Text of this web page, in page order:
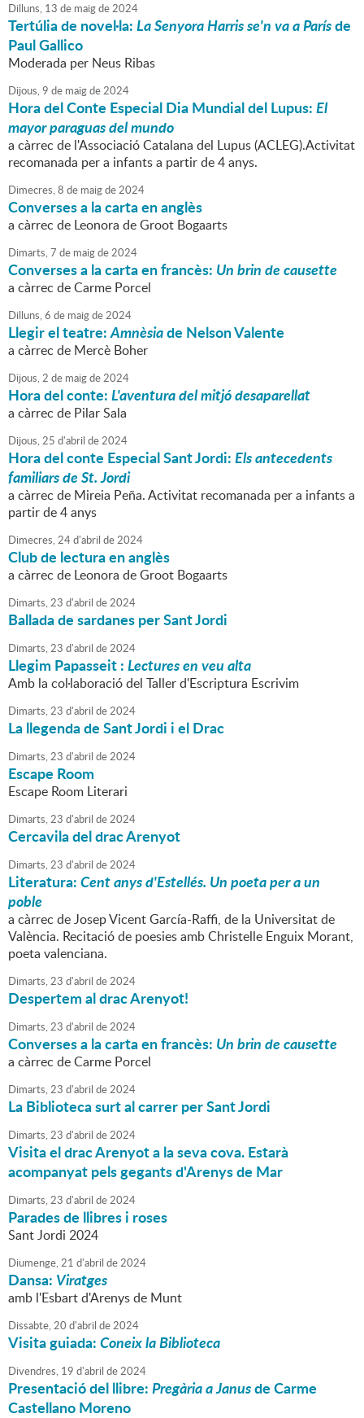
Dilluns, 13 de maigde2024
Tertúlia de novel·la:La Senyora Harris se'n va a Parísde
Paul Gallico
Moderada per Neus Ribas
Dijous,9 de maigde2024
Hora del Conte Especial Dia Mundial del Lupus:El
mayor paraguas del mundo
a càrrec de l'Associació Catalana del Lupus (ACLEG).Activitat
recomanada per a infants a partir de 4 anys.
Dimecres,8 de maigde2024
Converses a la carta en anglès
a càrrec de Leonora de Groot Bogaarts
Dimarts,7 de maigde2024
Converses a la carta en francès: Un brin de causette
a càrrec de Carme Porcel
Dilluns,6 de maigde2024
Llegir el teatre:Amnèsiade Nelson Valente
a càrrec de Mercè Boher
Dijous,2 de maigde2024
Hora del conte:L'aventura del mitjó desaparellat
a càrrec de Pilar Sala
Dijous,25 d'abril de2024
Hora del conte Especial Sant Jordi:Els antecedents
familiars de St. Jordi
a càrrec de Mireia Peña. Activitat recomanada per a infants a
partir de 4 anys
Dimecres,24d'abril de2024
Club de lectura en anglès
a càrrec de Leonora de Groot Bogaarts
Dimarts,23 d'abril de2024
Ballada de sardanes per Sant Jordi
Dimarts,23 d'abril de2024
Llegim Papasseit :Lectures en veu alta
Amb la col·laboració del Taller d'Escriptura Escrivim
Dimarts,23 d'abril de2024
La llegenda de Sant Jordi i el Drac
Dimarts,23 d'abril de2024
Escape Room
Escape Room Literari
Dimarts,23 d'abril de2024
Cercavila del drac Arenyot
Dimarts,23 d'abril de2024
Literatura:Cent anys d'Estellés. Un poeta per a un
poble
a càrrec de Josep Vicent García-Raffi, de la Universitat de
València. Recitació de poesies amb Christelle Enguix Morant,
poeta valenciana.
Dimarts,23 d'abril de2024
Despertem al drac Arenyot!
Dimarts,23 d'abril de2024
Converses a la carta en francès: Un brin de causette
a càrrec de Carme Porcel
Dimarts,23 d'abril de2024
La Biblioteca surt al carrer per Sant Jordi
Dimarts,23 d'abril de2024
Visita el drac Arenyot a la seva cova. Estarà
acompanyat pels gegants d'Arenys de Mar
Dimarts,23 d'abril de2024
Parades de llibres i roses
Sant Jordi 2024
Diumenge,21 d'abril de2024
Dansa: Viratges
amb l'Esbart d'Arenys de Munt
Dissabte,20 d'abril de2024
Visita guiada:Coneix la Biblioteca
Divendres, 19 d'abril de2024
Presentació del llibre:Pregària a Janusde Carme
Castellano Moreno